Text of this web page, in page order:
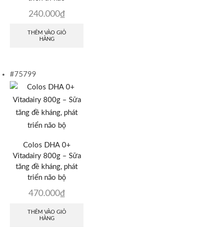
240.000₫
THÊM VÀO GIỎ
HÀNG
#75799
Colos DHA 0+
Vitadairy 800g – Sữa
tăng đề kháng, phát
triển não bộ
470.000₫
THÊM VÀO GIỎ
HÀNG